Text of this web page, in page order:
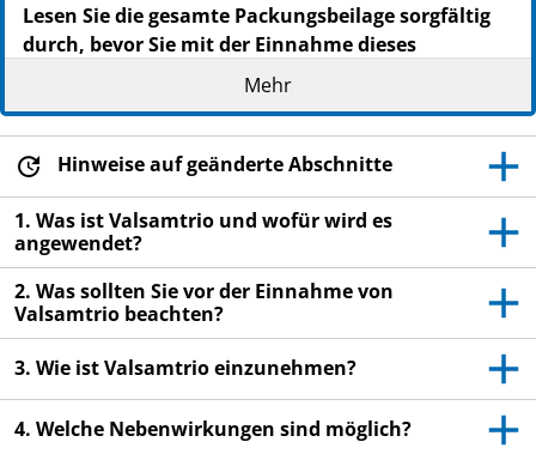
Lesen Sie die gesamte Packungsbeilage sorgfältig
durch, bevor Sie mit der Einnahme dieses
Arzneimittels beginnen, denn sie enthält wichtige
Heben Sie die Packungsbeilage auf. Vielleicht
möchten Sie diese später nochmals lesen.
Wenn Sie weitere Fragen haben, wenden Sie sich
an Ihren Arzt oder Apotheker.
Dieses Arzneimittel wurde Ihnen persönlich
verschrieben. Geben Sie es nicht an Dritte weiter.
Es kann anderen Menschen schaden, auch wenn
diese die gleichen Beschwerden haben wie Sie.
Wenn Sie Nebenwirkungen bemerken, wenden Sie
sich an Ihren Arzt oder Apotheker. Dies gilt auch
Mehr
Hinweise auf geänderte Abschnitte
1. Was ist Valsamtrio und wofür wird es
angewendet?
2. Was sollten Sie vor der Einnahme von
Valsamtrio beachten?
3. Wie ist Valsamtrio einzunehmen?
4. Welche Nebenwirkungen sind möglich?